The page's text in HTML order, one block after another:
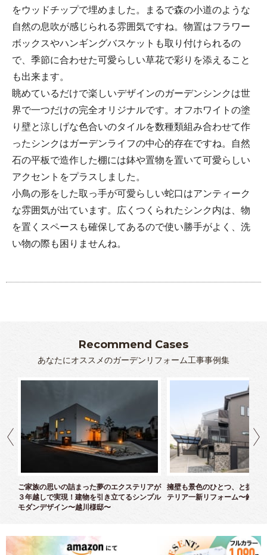
をウッドチップで埋めました。まるで森の小道のような
自然の息吹が感じられる雰囲気ですね。物置はフラワー
ボックスやハンギングバスケットも取り付けられるの
で、季節に合わせた可愛らしい草花で彩りを添えること
も出来ます。
眺めているだけで楽しいデザインのガーデンシンクは世
界で一つだけの完全オリジナルです。オフホワイトの塗
り壁と涼しげな色合いのタイルを数種類組み合わせて作
ったシンクはガーデンライフの中心的存在ですね。自然
石の平板で造作した棚には鉢や置物を置いて可愛らしい
アクセントをプラスしました。
小鳥の形をした取っ手が可愛らしい蛇口はアンティーク
な雰囲気が出ています。広くつくられたシンク内は、物
を置くスペースも確保してあるので使い勝手がよく、洗
い物の際も困りませんね。
Recommend Cases
あなたにオススメのガーデンリフォーム工事事例集
ご家族の思いの詰まった夢のエクステリアが
３年越しで実現！建物を引き立てるシンプル
モダンデザイン〜越川様邸〜
擁壁も景色のひとつ、と捉え
テリア一新リフォーム〜鈴木